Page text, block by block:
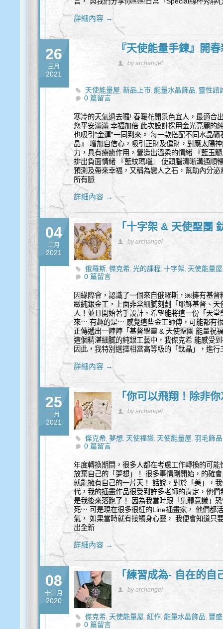
詳細內容 →
26
三月
2021
『天使能量手鍊』開
by archangel
天使能量屋,新品上市, 能量水晶飾品, 靈性諮
0 篇留言
寒冷的天氣過去囉! 春暖花開景色宜人，最適合
您平安滿滿 幸福加倍 此次設計採用金光亮麗的
也吸引”金運”一同到來。 每一款搭配不同水晶
晶』 增加自信心，吸引正財及偏財，對應太陽
力，具有療癒作用，營造出溫柔的情緒 『藍玉
排出負面情緒 『藍紋瑪瑙』 使頭腦清晰溝通順
預測及帶來幸福，又稱為戀人之石，幫助內分
所有脈
詳細內容 →
04
二月
2021
「十字架 & 天使聖團
by archangel
俄羅斯,傑克希,光的課程,十字架, 天使能量屋
0 篇留言
因緣際會，認識了一個來自俄羅斯，￼擁有基
緻純銀金工，上面非常細膩刻劃「耶穌基督、
人！並且開始著手設計，希望能將這一份「天
來⋯ 有趣的是⋯ 感覺這些金工師傅，可能都有
正傳遞出一陣陣「基督聖靈 & 天使聖團 能量祝
這個精湛細膩的純銀工藝中，我傑克希 能感受
因此，我特別選擇相當高等級的「鈦晶」，進
詳細內容 →
25
一月
2021
「你可以飛翔！除非
by archangel
傑克希, 夢想, 天使福袋, 天使能量屋,羽毛飾品
0 篇留言
年度轉換期間，很多人都在考慮工作轉換的可
放棄自己的「夢想」！ 很多事情剛開始，的確
就能擁有自己的一片天！ 話說，對於「美」，
代，我的插畫作品很受到許多老師的肯定，他
是我後來落跑了！ 因為我當時跟「集體意識」
死⋯ 可是現在很多很紅的Line插畫家， 他們都
氣， 如果當時就有接觸身心靈， 我便會知道只
出全新
詳細內容 →
08
十二月
2020
「練習成為- 自在的自
by archangel
傑克希, 天使能量屋,紅作, 能量水晶飾品, 豐盛
0 篇留言